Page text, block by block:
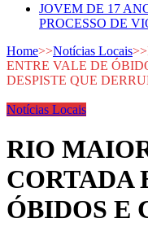
JOVEM DE 17
PROCESSO DE
Home>>Notícias Locais>>
ENTRE VALE DE
DESPISTE QUE
Notícias Locais
RIO
CORTADA
ÓBIDOS E